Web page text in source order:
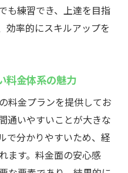
も練習でき、上達を目指
効率的にスキルアップを
料金体系の魅力
料金プランを提供してお
通いやすいことが大きな
で分かりやすいため、経
ます。料金面の安心感